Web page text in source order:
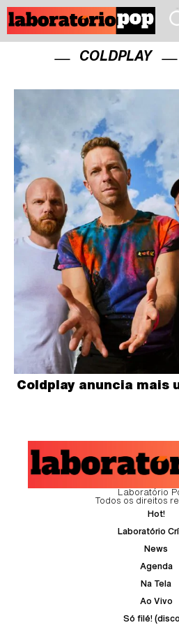
COLDPLAY
Coldplay anuncia mais
Laboratório
Todos os direitos
Hot!
Laboratório
News
Agenda
Na Tela
Ao Vivo
Só filé!